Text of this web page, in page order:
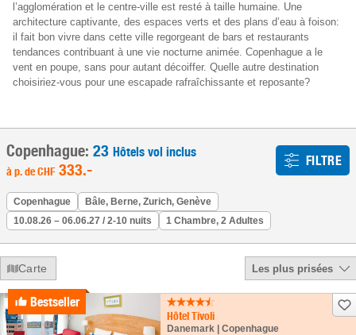
l’agglomération et le centre-ville est resté à taille humaine. Une
architecture captivante, des espaces verts et des plans d’eau à foison:
il fait bon vivre dans cette ville regorgeant de bars et restaurants
tendances contribuant à une vie nocturne animée. Copenhague a le
vent en poupe, sans pour autant décoiffer. Quelle autre destination
choisiriez-vous pour une escapade rafraîchissante et reposante?
Copenhague: 23 Hôtels vol inclus
à p. deCHF 333.- FILTRE
Copenhague
Bâle, Berne, Zurich, Genève
10.08.26 – 06.06.27 / 2-10 nuits
1 Chambre, 2 Adultes
Carte Les plus prisées
Bestseller
Hôtel Tivoli
Danemark | Copenhague